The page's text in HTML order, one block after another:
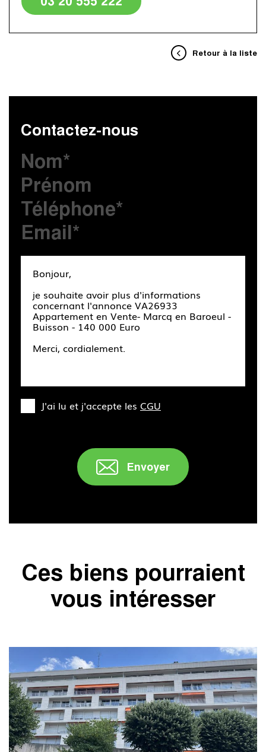
Contactez-nous
J'ai lu et j'accepte les CGU
Envoyer
Retour à la liste
Ces biens pourraient
vous intéresser